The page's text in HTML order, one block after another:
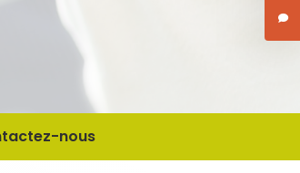
Bricolage
nous